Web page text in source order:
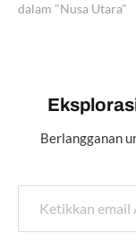
dalam "Nusa Utara"
Berlangganan
Ketikkan email Anda...